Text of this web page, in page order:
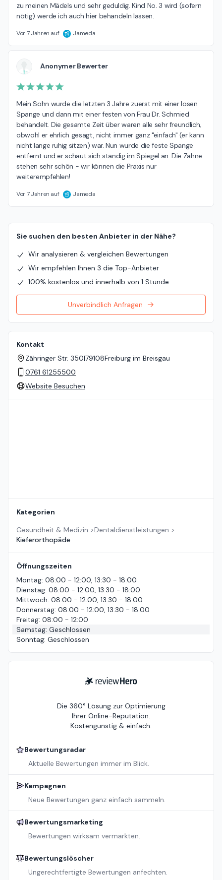
zu meinen Mädels und sehr geduldig. Kind No. 3 wird (sofern
nötig) werde ich auch hier behandeln lassen.
Vor 7 Jahren auf Jameda
Anonymer Bewerter
Mein Sohn wurde die letzten 3 Jahre zuerst mit einer losen
Spange und dann mit einer festen von Frau Dr. Schmied
behandelt. Die gesamte Zeit über waren alle sehr freundlich,
obwohl er ehrlich gesagt, nicht immer ganz "einfach" (er kann
nicht lange ruhig sitzen) war. Nun wurde die feste Spange
entfernt und er schaut sich ständig im Spiegel an. Die Zähne
stehen sehr schön - wir können die Praxis nur
weiterempfehlen!
Vor 7 Jahren auf Jameda
Sie suchen den besten Anbieter in der Nähe?
Wir analysieren & vergleichen Bewertungen
Wir empfehlen Ihnen 3 die Top-Anbieter
100% kostenlos und innerhalb von 1 Stunde
Unverbindlich Anfragen
Kontakt
Zähringer Str. 350|79108Freiburg im Breisgau
0761 61255500
Website Besuchen
Kategorien
Gesundheit & Medizin >Dentaldienstleistungen >
Kieferorthopäde
Öffnungszeiten
Montag: 08:00 - 12:00, 13:30 - 18:00
Dienstag: 08:00 - 12:00, 13:30 - 18:00
Mittwoch: 08:00 - 12:00, 13:30 - 18:00
Donnerstag: 08:00 - 12:00, 13:30 - 18:00
Freitag: 08:00 - 12:00
Samstag: Geschlossen
Sonntag: Geschlossen
ReviewHero
Die 360° Lösung zur Optimierung
Ihrer Online-Reputation.
Kostengünstig & einfach.
Bewertungsradar
Aktuelle Bewertungen immer im Blick.
Kampagnen
Neue Bewertungen ganz einfach sammeln.
Bewertungsmarketing
Bewertungen wirksam vermarkten.
Bewertungslöscher
Ungerechtfertigte Bewertungen anfechten.